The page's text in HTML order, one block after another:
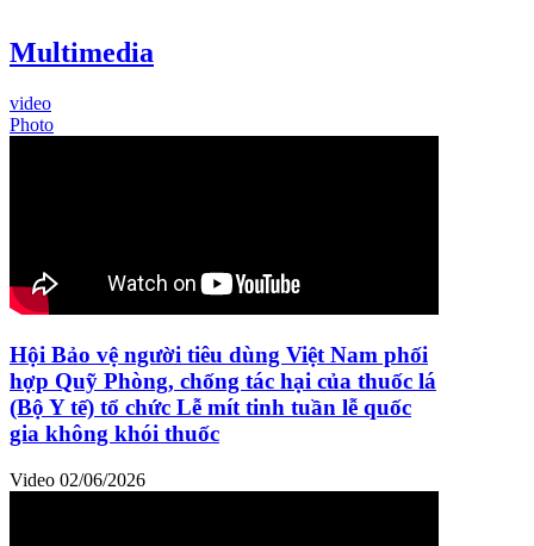
Multimedia
video
Photo
Hội Bảo vệ người tiêu dùng Việt Nam phối
hợp Quỹ Phòng, chống tác hại của thuốc lá
(Bộ Y tế) tổ chức Lễ mít tinh tuần lễ quốc
gia không khói thuốc
Video 02/06/2026